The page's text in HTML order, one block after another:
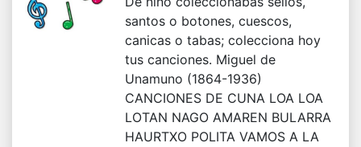
santos o botones, cuescos,
canicas o tabas; colecciona hoy
tus canciones. Miguel de
Unamuno (1864-1936)
CANCIONES DE CUNA LOA LOA
LOTAN NAGO AMAREN BULARRA
HAURTXO POLITA VAMOS A LA